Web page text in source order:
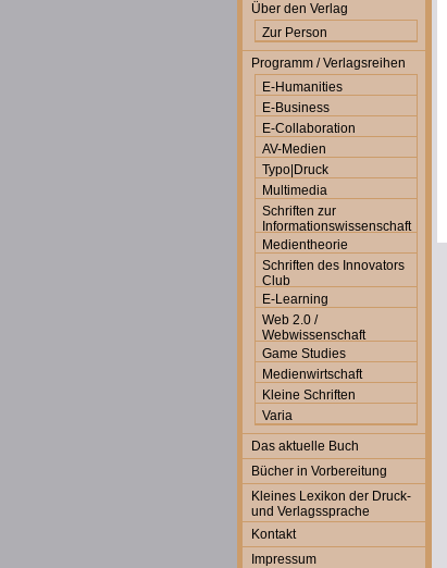
Über den Verlag
Zur Person
Programm / Verlagsreihen
E-Humanities
E-Business
E-Collaboration
AV-Medien
Typo|Druck
Multimedia
Schriften zur
Informationswissenschaft
Medientheorie
Schriften des Innovators
Club
E-Learning
Web 2.0 /
Webwissenschaft
Game Studies
Medienwirtschaft
Kleine Schriften
Varia
Das aktuelle Buch
Bücher in Vorbereitung
Kleines Lexikon der Druck-
und Verlagssprache
Kontakt
Impressum